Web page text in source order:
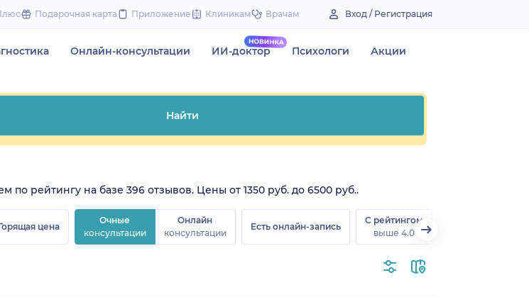
to
Подарочная карта Приложение Клиникам Врачам Вход / Регистрация
Онлайн-консультации ИИ-доктор Психологи Акции
Найти
по рейтингу на базе 396 отзывов. Цены от 1350 руб. до 6500 руб..
цена
Очные
консультации
Онлайн
консультации
Есть онлайн-запись
С рейтингом
выше 4.0